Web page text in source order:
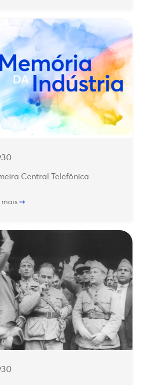
Central Telefônica
mais